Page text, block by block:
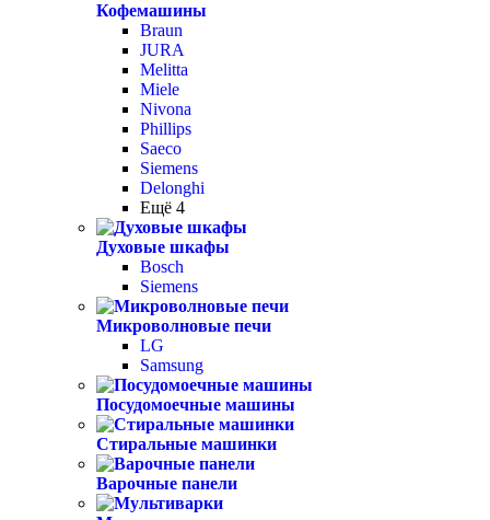
Кофемашины
Braun
JURA
Melitta
Miele
Nivona
Phillips
Saeco
Siemens
Delonghi
Ещё 4
Духовые шкафы
Bosch
Siemens
Микроволновые печи
LG
Samsung
Посудомоечные машины
Стиральные машинки
Варочные панели